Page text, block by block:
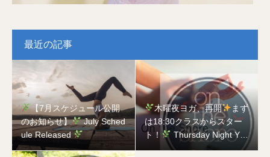
最近の記事
【7月スケジュール公開
のお知らせ】
July Sched
ule Released
木曜夜ヨガ、再開
まず
は18:30クラスからスター
ト！
Thursday Night Yog
a is Back
Starting with t